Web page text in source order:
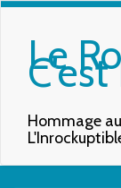
Le
Hommage